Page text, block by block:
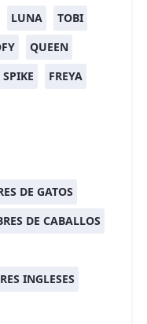
LUNA
TOBI
QUEEN
SPIKE
FREYA
DE GATOS
DE CABALLOS
INGLESES